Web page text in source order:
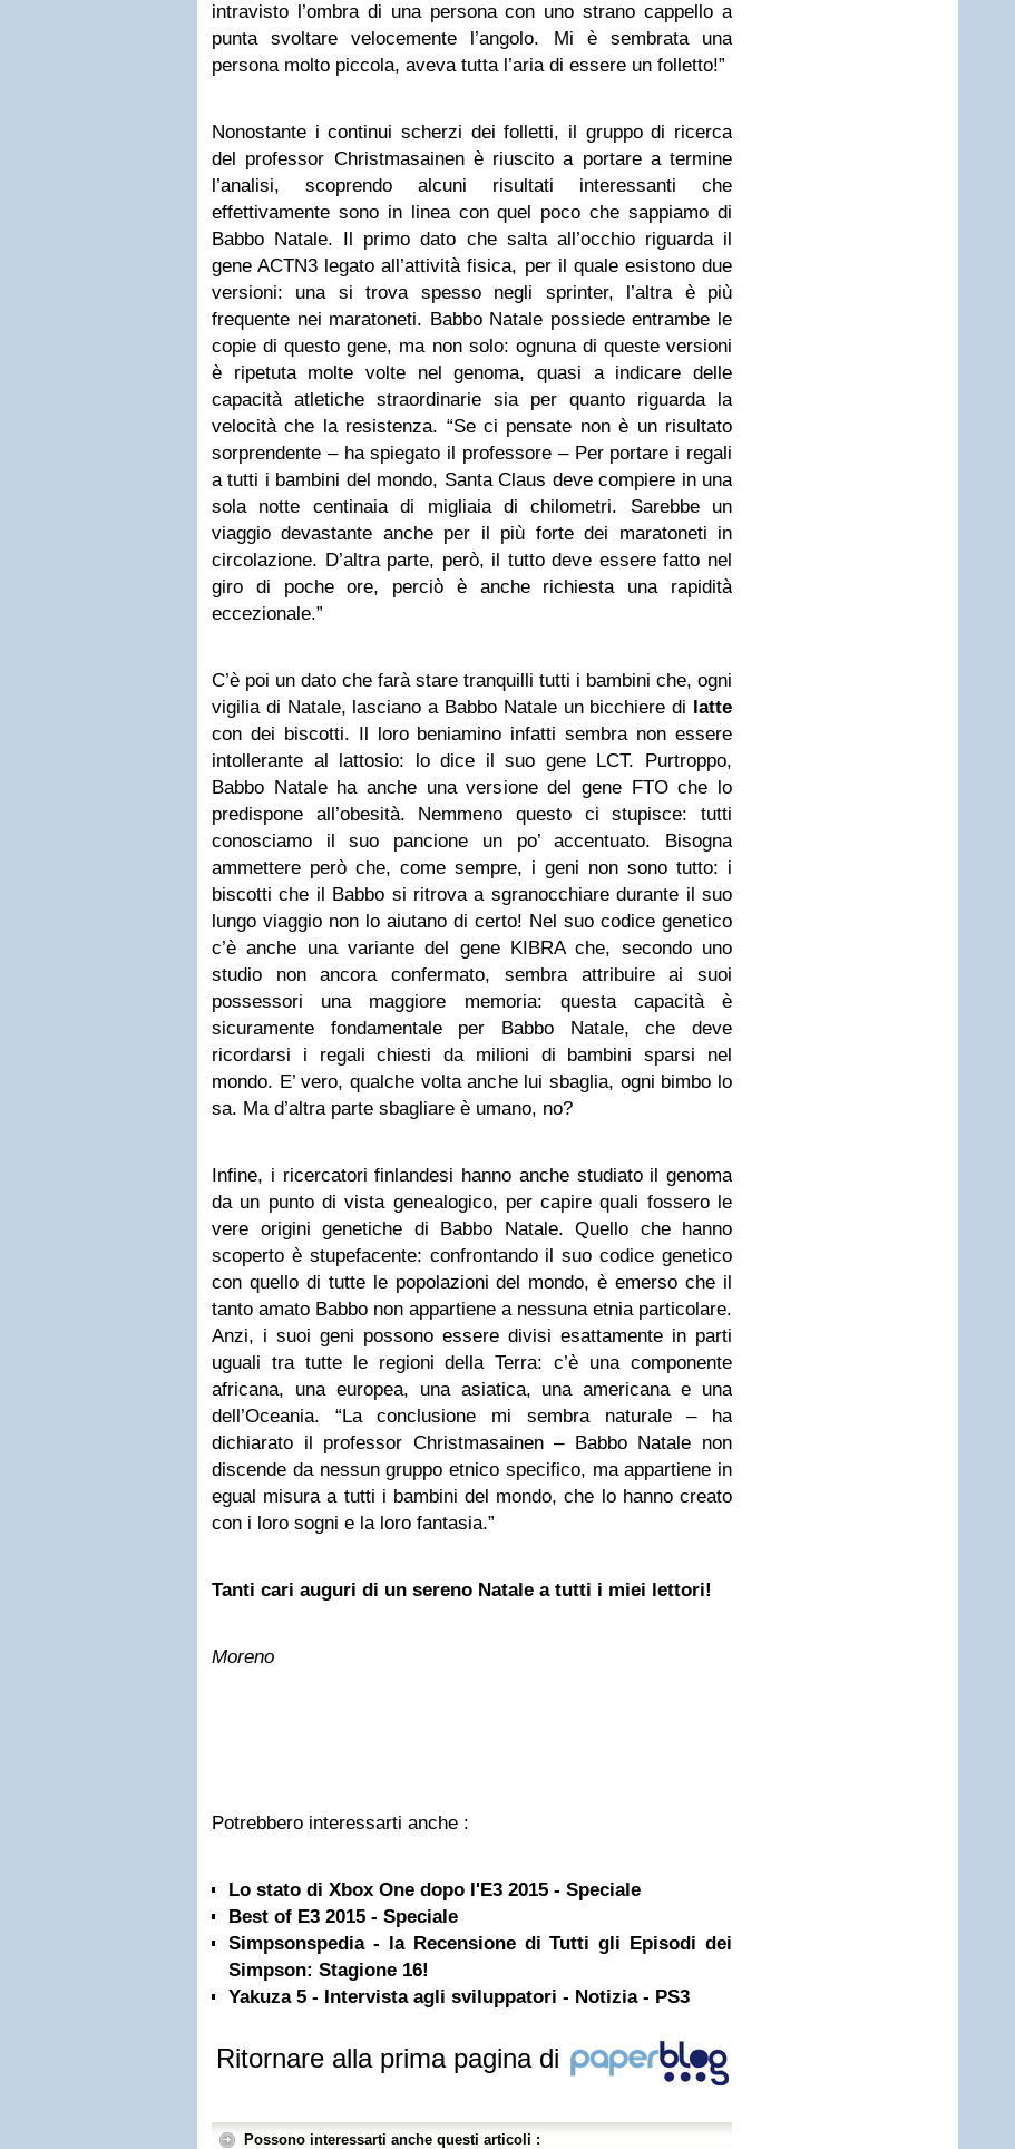
intravisto l’ombra di una persona con uno strano cappello a
punta svoltare velocemente l’angolo. Mi è sembrata una
persona molto piccola, aveva tutta l’aria di essere un folletto!”
Nonostante i continui scherzi dei folletti, il gruppo di ricerca
del professor Christmasainen è riuscito a portare a termine
l’analisi, scoprendo alcuni risultati interessanti che
effettivamente sono in linea con quel poco che sappiamo di
Babbo Natale. Il primo dato che salta all’occhio riguarda il
gene ACTN3 legato all’attività fisica, per il quale esistono due
versioni: una si trova spesso negli sprinter, l’altra è più
frequente nei maratoneti. Babbo Natale possiede entrambe le
copie di questo gene, ma non solo: ognuna di queste versioni
è ripetuta molte volte nel genoma, quasi a indicare delle
capacità atletiche straordinarie sia per quanto riguarda la
velocità che la resistenza. “Se ci pensate non è un risultato
sorprendente – ha spiegato il professore – Per portare i regali
a tutti i bambini del mondo, Santa Claus deve compiere in una
sola notte centinaia di migliaia di chilometri. Sarebbe un
viaggio devastante anche per il più forte dei maratoneti in
circolazione. D’altra parte, però, il tutto deve essere fatto nel
giro di poche ore, perciò è anche richiesta una rapidità
eccezionale.”
C’è poi un dato che farà stare tranquilli tutti i bambini che, ogni
vigilia di Natale, lasciano a Babbo Natale un bicchiere di latte
con dei biscotti. Il loro beniamino infatti sembra non essere
intollerante al lattosio: lo dice il suo gene LCT. Purtroppo,
Babbo Natale ha anche una versione del gene FTO che lo
predispone all’obesità. Nemmeno questo ci stupisce: tutti
conosciamo il suo pancione un po’ accentuato. Bisogna
ammettere però che, come sempre, i geni non sono tutto: i
biscotti che il Babbo si ritrova a sgranocchiare durante il suo
lungo viaggio non lo aiutano di certo! Nel suo codice genetico
c’è anche una variante del gene KIBRA che, secondo uno
studio non ancora confermato, sembra attribuire ai suoi
possessori una maggiore memoria: questa capacità è
sicuramente fondamentale per Babbo Natale, che deve
ricordarsi i regali chiesti da milioni di bambini sparsi nel
mondo. E’ vero, qualche volta anche lui sbaglia, ogni bimbo lo
sa. Ma d’altra parte sbagliare è umano, no?
Infine, i ricercatori finlandesi hanno anche studiato il genoma
da un punto di vista genealogico, per capire quali fossero le
vere origini genetiche di Babbo Natale. Quello che hanno
scoperto è stupefacente: confrontando il suo codice genetico
con quello di tutte le popolazioni del mondo, è emerso che il
tanto amato Babbo non appartiene a nessuna etnia particolare.
Anzi, i suoi geni possono essere divisi esattamente in parti
uguali tra tutte le regioni della Terra: c’è una componente
africana, una europea, una asiatica, una americana e una
dell’Oceania. “La conclusione mi sembra naturale – ha
dichiarato il professor Christmasainen – Babbo Natale non
discende da nessun gruppo etnico specifico, ma appartiene in
egual misura a tutti i bambini del mondo, che lo hanno creato
con i loro sogni e la loro fantasia.”
Tanti cari auguri di un sereno Natale a tutti i miei lettori!
Moreno
Potrebbero interessarti anche :
Lo stato di Xbox One dopo l'E3 2015 - Speciale
Best of E3 2015 - Speciale
Simpsonspedia - la Recensione di Tutti gli Episodi dei
Simpson: Stagione 16!
Yakuza 5 - Intervista agli sviluppatori - Notizia - PS3
Ritornare alla prima pagina di
Possono interessarti anche questi articoli :